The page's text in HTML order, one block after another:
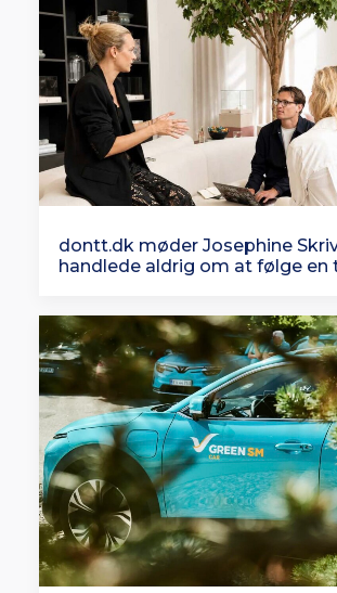
dontt.dk møder Josephine
handlede aldrig om at følge en